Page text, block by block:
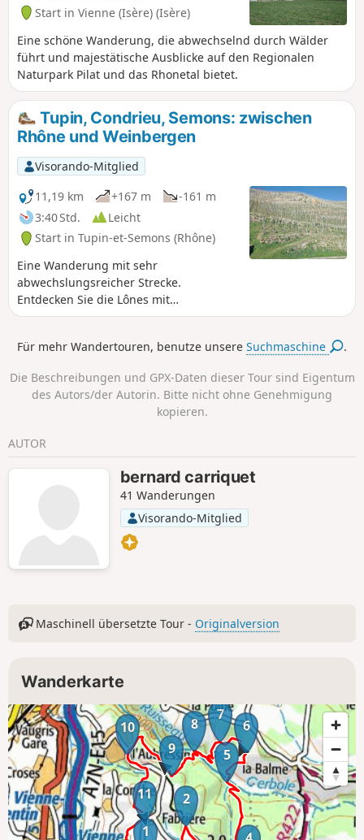
Start in Vienne (Isère) (Isère)
Eine schöne Wanderung, die abwechselnd durch Wälder
führt und majestätische Ausblicke auf den Regionalen
Naturpark Pilat und das Rhonetal bietet.
Tupin, Condrieu, Semons: zwischen
Rhône und Weinbergen
Visorando-Mitglied
11,19 km
+167 m
-161 m
3:40 Std.
Leicht
Start in Tupin-et-Semons (Rhône)
Eine Wanderung mit sehr
abwechslungsreicher Strecke.
Entdecken Sie die Lônes mit
Naturbeobachtungsstationen im
Ufer der Rhône (gegenüber der Hafen
angenehme Ankunft in Condrieu
(restaurierte Herrenhäuser).
Besichtigung der Altstadt von Condrieu,
Aufstieg zum Dorf Semons und Blick auf
die Gemüseanbaufläche von Ampuis.
Abstieg in die Weinberge der Côtes
Rôties, um das Gewirr aus Terrassen
und Mauern zu entdecken.
Für mehr Wandertouren, benutze unsereSuchmaschine .
Die Beschreibungen und GPX-Daten dieser Tour sind Eigentum
des Autors/der Autorin. Bitte nicht ohne Genehmigung
kopieren.
AUTOR
bernard carriquet
41 Wanderungen
Visorando-Mitglied
Maschinell übersetzte Tour - Originalversion
Wanderkarte
1
2
5
6
7
8
9
10
11